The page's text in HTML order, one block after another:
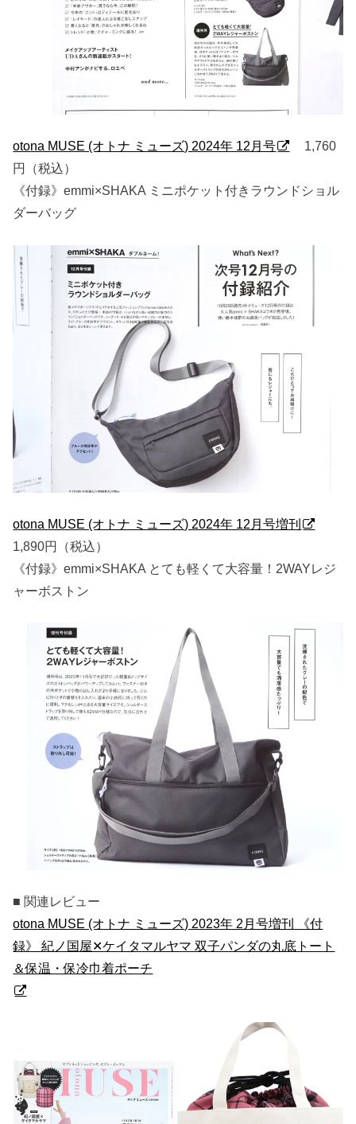
otona MUSE (オトナ ミューズ) 2024年 12月号
1,760
円（税込）
《付録》emmi×SHAKA ミニポケット付きラウンドショル
ダーバッグ
otona MUSE (オトナ ミューズ) 2024年 12月号増刊
1,890円（税込）
《付録》emmi×SHAKA とても軽くて大容量！2WAYレジ
ャーボストン
■ 関連レビュー
otona MUSE (オトナ ミューズ) 2023年 2月号増刊 《付
録》 紀ノ国屋✕ケイタマルヤマ 双子パンダの丸底トート
＆保温・保冷巾着ポーチ